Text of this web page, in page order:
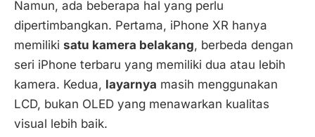
Namun, ada beberapa hal yang perlu
dipertimbangkan. Pertama, iPhone XR hanya
memiliki satu kamera belakang, berbeda dengan
seri iPhone terbaru yang memiliki dua atau lebih
kamera. Kedua, layarnya masih menggunakan
LCD, bukan OLED yang menawarkan kualitas
visual lebih baik.